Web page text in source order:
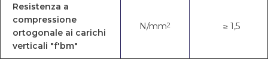
Resistenza a
compressione
ortogonale ai carichi
verticali "f'bm"
N/mm2 ≥ 1,5